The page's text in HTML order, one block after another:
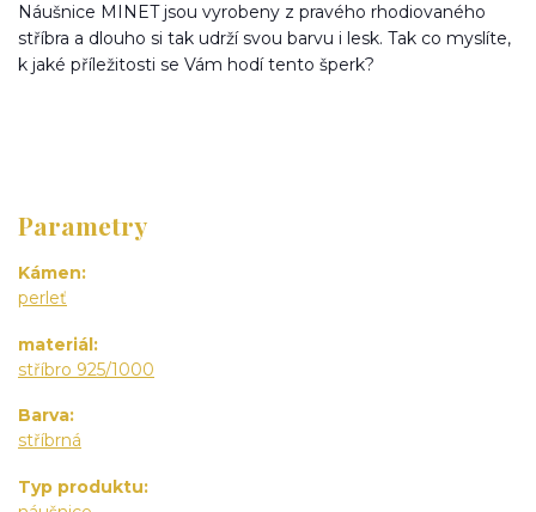
Náušnice MINET jsou vyrobeny z pravého rhodiovaného
stříbra a dlouho si tak udrží svou barvu i lesk. Tak co myslíte,
k jaké příležitosti se Vám hodí tento šperk?
Parametry
Kámen
perleť
materiál
stříbro 925/1000
Barva
stříbrná
Typ produktu